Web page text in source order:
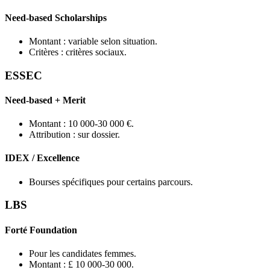
Need-based Scholarships
Montant : variable selon situation.
Critères : critères sociaux.
ESSEC
Need-based + Merit
Montant : 10 000-30 000 €.
Attribution : sur dossier.
IDEX / Excellence
Bourses spécifiques pour certains parcours.
LBS
Forté Foundation
Pour les candidates femmes.
Montant : £ 10 000-30 000.